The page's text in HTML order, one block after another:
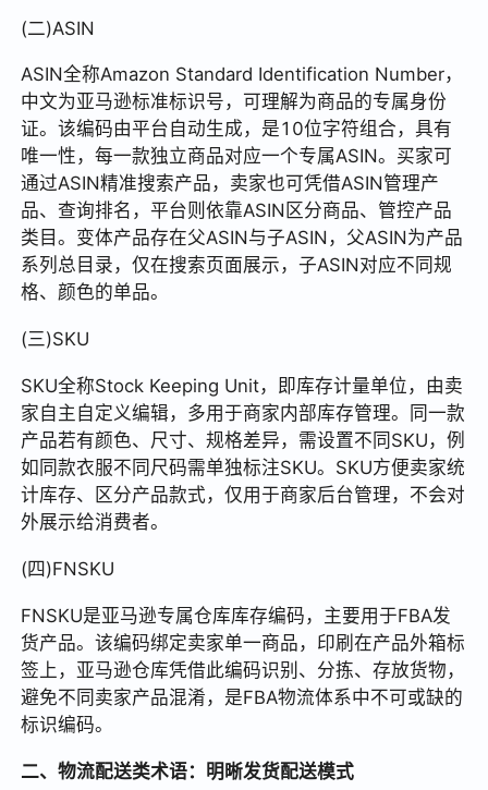
(二)ASIN
ASIN全称Amazon Standard Identification Number，
中文为亚马逊标准标识号，可理解为商品的专属身份
证。该编码由平台自动生成，是10位字符组合，具有
唯一性，每一款独立商品对应一个专属ASIN。买家可
通过ASIN精准搜索产品，卖家也可凭借ASIN管理产
品、查询排名，平台则依靠ASIN区分商品、管控产品
类目。变体产品存在父ASIN与子ASIN，父ASIN为产品
系列总目录，仅在搜索页面展示，子ASIN对应不同规
格、颜色的单品。
(三)SKU
SKU全称Stock Keeping Unit，即库存计量单位，由卖
家自主自定义编辑，多用于商家内部库存管理。同一款
产品若有颜色、尺寸、规格差异，需设置不同SKU，例
如同款衣服不同尺码需单独标注SKU。SKU方便卖家统
计库存、区分产品款式，仅用于商家后台管理，不会对
外展示给消费者。
(四)FNSKU
FNSKU是亚马逊专属仓库库存编码，主要用于FBA发
货产品。该编码绑定卖家单一商品，印刷在产品外箱标
签上，亚马逊仓库凭借此编码识别、分拣、存放货物，
避免不同卖家产品混淆，是FBA物流体系中不可或缺的
标识编码。
二、物流配送类术语：明晰发货配送模式